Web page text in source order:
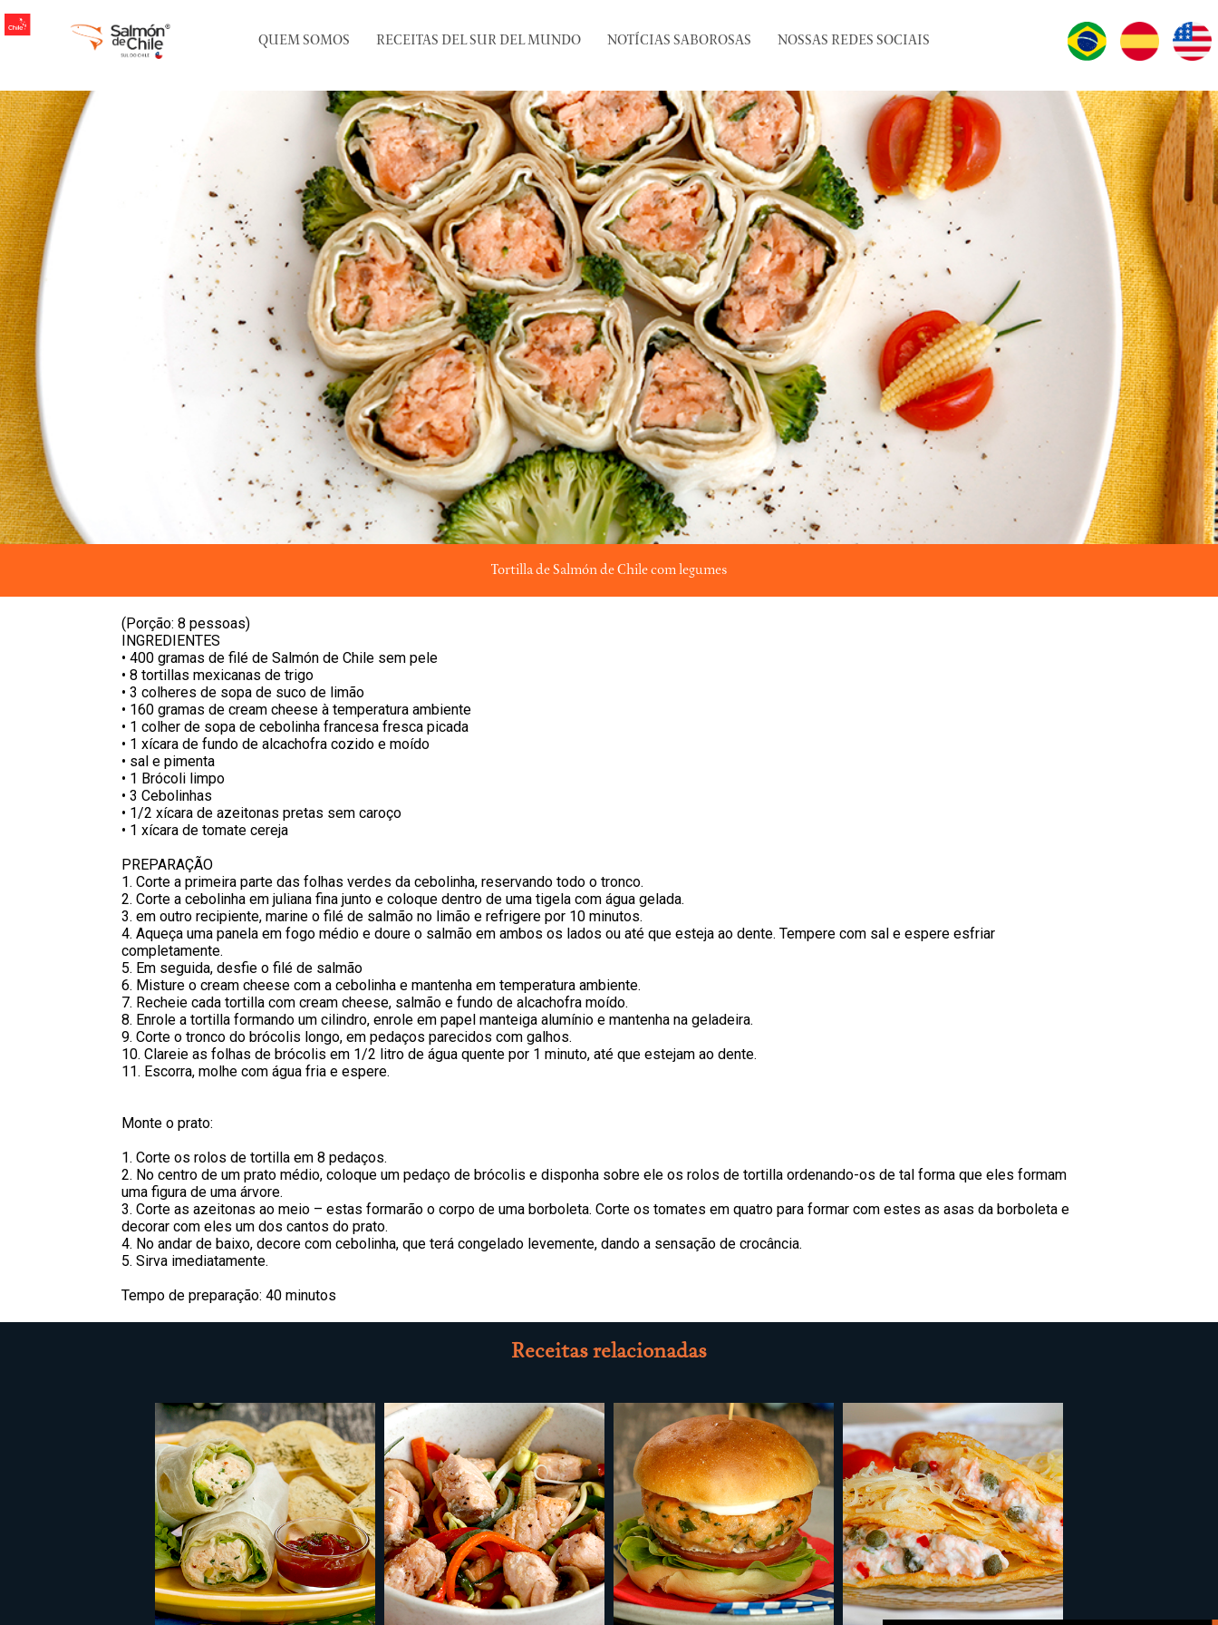
QUEM SOMOS RECEITAS DEL SUR DEL MUNDO NOTÍCIAS SABOROSAS NOSSAS REDES SOCIAIS
Tortilla de Salmón de Chile com legumes
(Porção: 8 pessoas)
INGREDIENTES
• 400 gramas de filé de Salmón de Chile sem pele
• 8 tortillas mexicanas de trigo
• 3 colheres de sopa de suco de limão
• 160 gramas de cream cheese à temperatura ambiente
• 1 colher de sopa de cebolinha francesa fresca picada
• 1 xícara de fundo de alcachofra cozido e moído
• sal e pimenta
• 1 Brócoli limpo
• 3 Cebolinhas
• 1/2 xícara de azeitonas pretas sem caroço
• 1 xícara de tomate cereja
PREPARAÇÃO
1. Corte a primeira parte das folhas verdes da cebolinha, reservando todo o tronco.
2. Corte a cebolinha em juliana fina junto e coloque dentro de uma tigela com água gelada.
3. em outro recipiente, marine o filé de salmão no limão e refrigere por 10 minutos.
4. Aqueça uma panela em fogo médio e doure o salmão em ambos os lados ou até que esteja ao dente. Tempere com sal e espere esfriar
completamente.
5. Em seguida, desfie o filé de salmão
6. Misture o cream cheese com a cebolinha e mantenha em temperatura ambiente.
7. Recheie cada tortilla com cream cheese, salmão e fundo de alcachofra moído.
8. Enrole a tortilla formando um cilindro, enrole em papel manteiga alumínio e mantenha na geladeira.
9. Corte o tronco do brócolis longo, em pedaços parecidos com galhos.
10. Clareie as folhas de brócolis em 1/2 litro de água quente por 1 minuto, até que estejam ao dente.
11. Escorra, molhe com água fria e espere.
Monte o prato:
1. Corte os rolos de tortilla em 8 pedaços.
2. No centro de um prato médio, coloque um pedaço de brócolis e disponha sobre ele os rolos de tortilla ordenando-os de tal forma que eles formam
uma figura de uma árvore.
3. Corte as azeitonas ao meio – estas formarão o corpo de uma borboleta. Corte os tomates em quatro para formar com estes as asas da borboleta e
decorar com eles um dos cantos do prato.
4. No andar de baixo, decore com cebolinha, que terá congelado levemente, dando a sensação de crocância.
5. Sirva imediatamente.
Tempo de preparação: 40 minutos
Receitas relacionadas